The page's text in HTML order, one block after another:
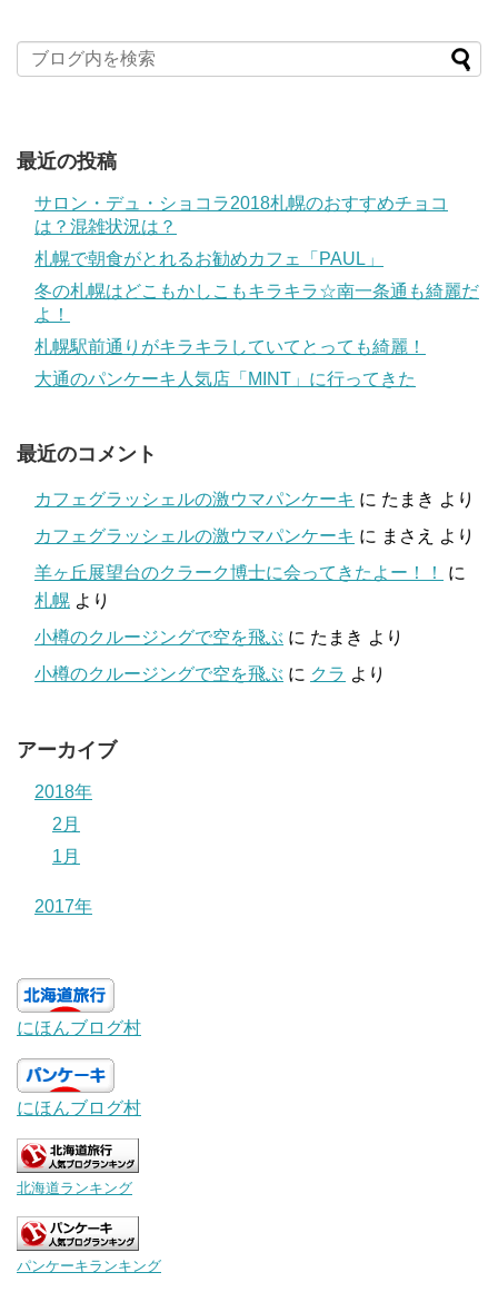
最近の投稿
サロン・デュ・ショコラ2018札幌のおすすめチョコ
は？混雑状況は？
札幌で朝食がとれるお勧めカフェ「PAUL」
冬の札幌はどこもかしこもキラキラ☆南一条通も綺麗だ
よ！
札幌駅前通りがキラキラしていてとっても綺麗！
大通のパンケーキ人気店「MINT」に行ってきた
最近のコメント
カフェグラッシェルの激ウマパンケーキ に たまき より
カフェグラッシェルの激ウマパンケーキ に まさえ
より
羊ヶ丘展望台のクラーク博士に会ってきたよー！！
に
札幌 より
小樽のクルージングで空を飛ぶ に たまき より
小樽のクルージングで空を飛ぶ に クラ より
アーカイブ
2018年
2月
1月
2017年
にほんブログ村
にほんブログ村
北海道ランキング
パンケーキランキング